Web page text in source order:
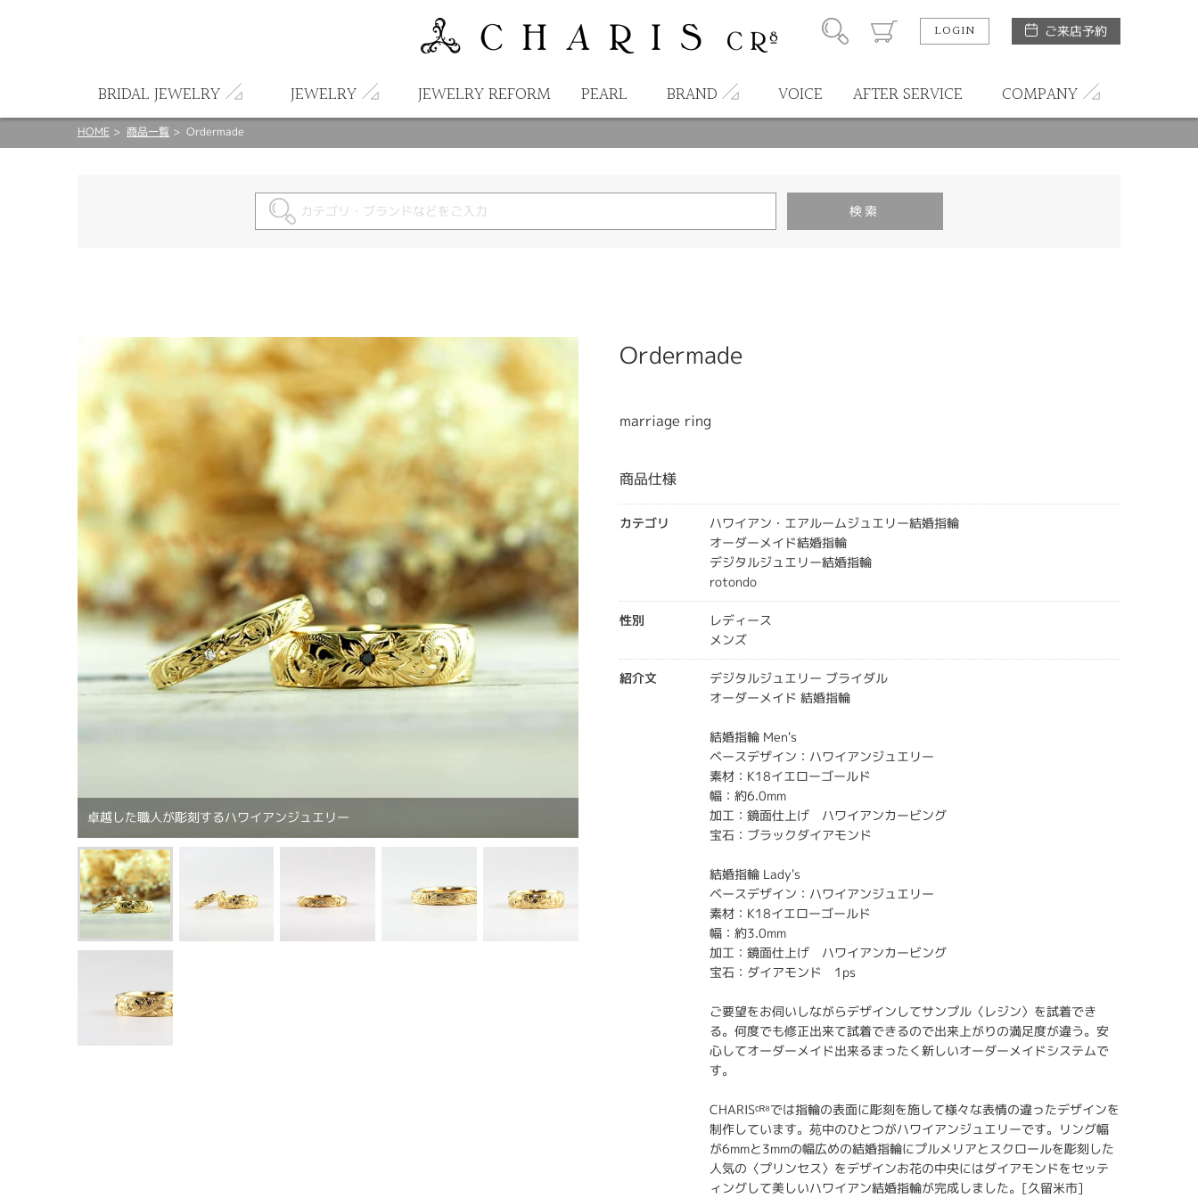
LOGIN ご来店予約
BRIDAL JEWELRY JEWELRY JEWELRY REFORM PEARL BRAND VOICE AFTER SERVICE COMPANY
HOME 商品一覧 Ordermade
卓越した職人が彫刻するハワイアンジュエリー
Ordermade
marriage ring
商品仕様
カテゴリ
ハワイアン・エアルームジュエリー結婚指輪
オーダーメイド結婚指輪
デジタルジュエリー結婚指輪
rotondo
性別
レディース
メンズ
紹介文
デジタルジュエリー ブライダル
オーダーメイド 結婚指輪
結婚指輪 Men's
ベースデザイン：ハワイアンジュエリー
素材：K18イエローゴールド
幅：約6.0mm
加工：鏡面仕上げ ハワイアンカービング
宝石：ブラックダイアモンド
結婚指輪 Lady's
ベースデザイン：ハワイアンジュエリー
素材：K18イエローゴールド
幅：約3.0mm
加工：鏡面仕上げ ハワイアンカービング
宝石：ダイアモンド 1ps
ご要望をお伺いしながらデザインしてサンプル〈レジン〉を試着でき
る。何度でも修正出来て試着できるので出来上がりの満足度が違う。安
心してオーダーメイド出来るまったく新しいオーダーメイドシステムで
す。
CHARISᶜᴿ⁸では指輪の表面に彫刻を施して様々な表情の違ったデザインを
制作しています。苑中のひとつがハワイアンジュエリーです。リング幅
が6mmと3mmの幅広めの結婚指輪にプルメリアとスクロールを彫刻した
人気の〈プリンセス〉をデザインお花の中央にはダイアモンドをセッテ
ィングして美しいハワイアン結婚指輪が完成しました。[久留米市]